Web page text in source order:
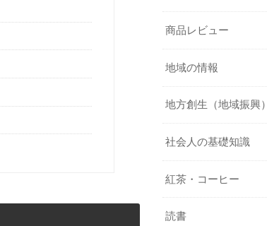
商品レビュー
地域の情報
地方創生（地域振興）
社会人の基礎知識
紅茶・コーヒー
読書